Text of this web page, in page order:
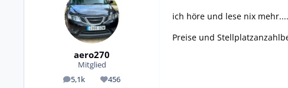
aero270
Mitglied
5,1k
Beiträge 456
Reputation
ich höre und lese nix
Preise und